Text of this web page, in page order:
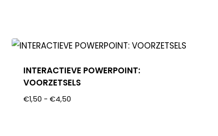
INTERACTIEVE POWERPOINT:
VOORZETSELS
€1,50 - €4,50